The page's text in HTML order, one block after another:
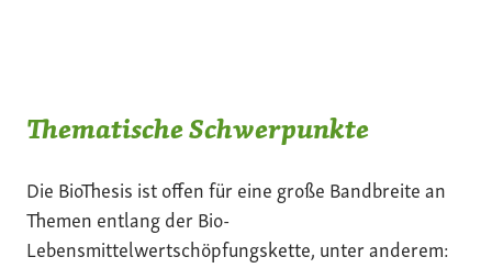
Thematische Schwerpunkte
Die BioThesis ist offen für eine große Bandbreite an
Themen entlang der Bio-
Lebensmittelwertschöpfungskette, unter anderem: